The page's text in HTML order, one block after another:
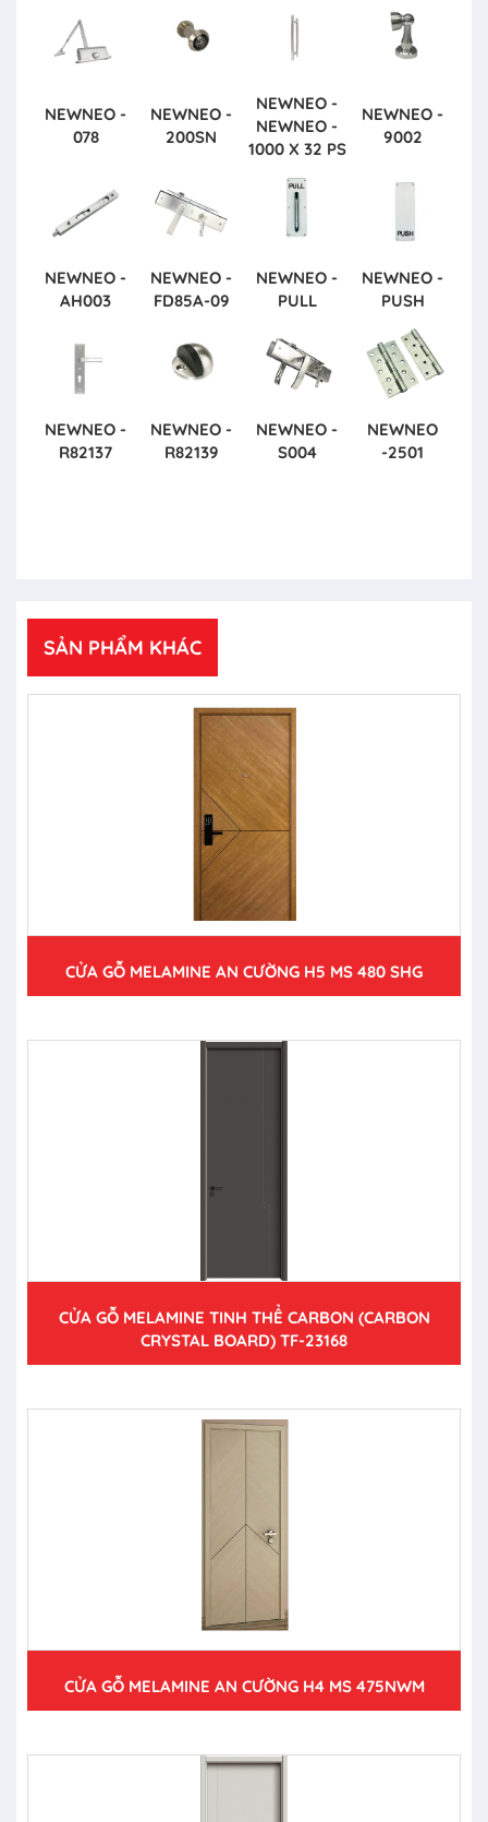
NEWNEO -
078
NEWNEO -
200SN
NEWNEO -
NEWNEO -
1000 X 32 PS
NEWNEO -
9002
NEWNEO -
AH003
NEWNEO -
FD85A-09
NEWNEO -
PULL
NEWNEO -
PUSH
NEWNEO -
R82137
NEWNEO -
R82139
NEWNEO -
S004
NEWNEO
-2501
SẢN PHẨM KHÁC
CỬA GỖ MELAMINE AN CƯỜNG H5 MS 480 SHG
CỬA GỖ MELAMINE TINH THỂ CARBON (CARBON
CRYSTAL BOARD) TF-23168
CỬA GỖ MELAMINE AN CƯỜNG H4 MS 475NWM